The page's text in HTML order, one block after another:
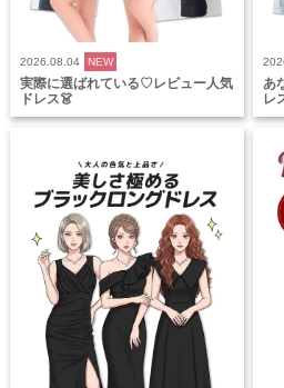
2026.08.04 NEW
実際に選ばれている♡レビュー人気
ドレス👗
あ
レ